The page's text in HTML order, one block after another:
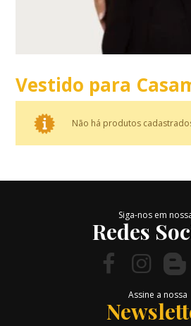
Vestido para
Não há produtos
Siga-nos em
Redes
Assine a nossa